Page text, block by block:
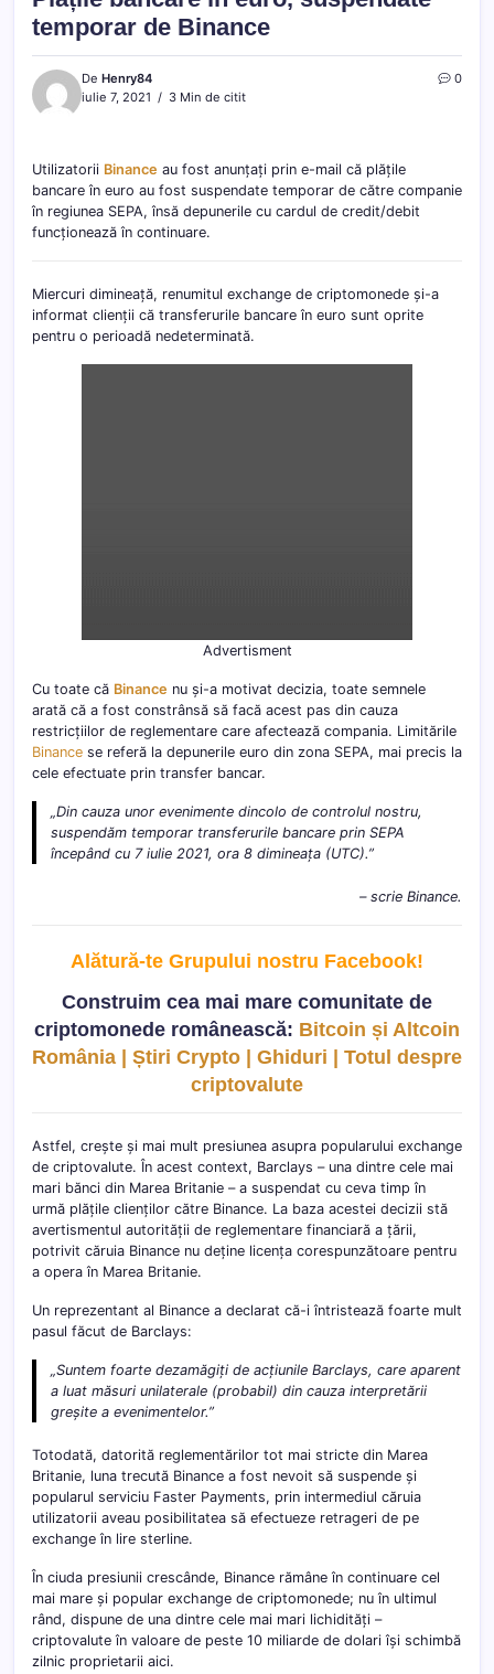
temporar de Binance
De Henry84
iulie 7, 2021
3 Min de citit
0
Utilizatorii Binance au fost anunțați prin e-mail că plățile
bancare în euro au fost suspendate temporar de către companie
în regiunea SEPA, însă depunerile cu cardul de credit/debit
funcționează în continuare.
Miercuri dimineață, renumitul exchange de criptomonede și-a
informat clienții că transferurile bancare în euro sunt oprite
pentru o perioadă nedeterminată.
Advertisment
Cu toate că Binance nu și-a motivat decizia, toate semnele
arată că a fost constrânsă să facă acest pas din cauza
restricțiilor de reglementare care afectează compania. Limitările
Binance se referă la depunerile euro din zona SEPA, mai precis la
cele efectuate prin transfer bancar.
„Din cauza unor evenimente dincolo de controlul nostru,
suspendăm temporar transferurile bancare prin SEPA
începând cu 7 iulie 2021, ora 8 dimineața (UTC).”
– scrie Binance.
Alătură-te Grupului nostru Facebook!
Construim cea mai mare comunitate de
criptomonede românească: Bitcoin și Altcoin
România | Știri Crypto | Ghiduri | Totul despre
criptovalute
Astfel, crește și mai mult presiunea asupra popularului exchange
de criptovalute. În acest context, Barclays – una dintre cele mai
mari bănci din Marea Britanie – a suspendat cu ceva timp în
urmă plățile clienților către Binance. La baza acestei decizii stă
avertismentul autorității de reglementare financiară a țării,
potrivit căruia Binance nu deține licența corespunzătoare pentru
a opera în Marea Britanie.
Un reprezentant al Binance a declarat că-i întristează foarte mult
pasul făcut de Barclays:
„Suntem foarte dezamăgiți de acțiunile Barclays, care aparent
a luat măsuri unilaterale (probabil) din cauza interpretării
greșite a evenimentelor.”
Totodată, datorită reglementărilor tot mai stricte din Marea
Britanie, luna trecută Binance a fost nevoit să suspende și
popularul serviciu Faster Payments, prin intermediul căruia
utilizatorii aveau posibilitatea să efectueze retrageri de pe
exchange în lire sterline.
În ciuda presiunii crescânde, Binance rămâne în continuare cel
mai mare și popular exchange de criptomonede; nu în ultimul
rând, dispune de una dintre cele mai mari lichidități –
criptovalute în valoare de peste 10 miliarde de dolari își schimbă
zilnic proprietarii aici.